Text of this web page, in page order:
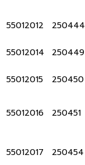
55012012 250444
55012014 250449
55012015 250450
55012016 250451
55012017 250454